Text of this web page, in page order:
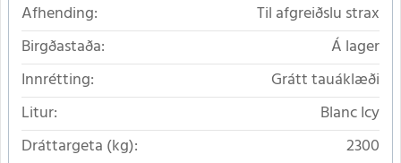
Afhending:
Til afgreiðslu strax
Birgðastaða:
Á lager
Innrétting:
Grátt tauáklæði
Litur:
Blanc Icy
Dráttargeta (kg):
2300